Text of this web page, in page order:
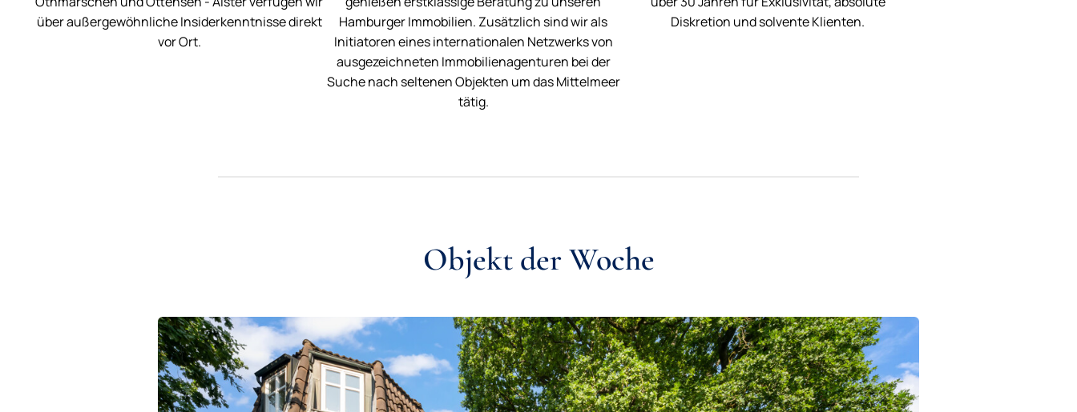
über außergewöhnliche Insiderkenntnisse direkt
vor Ort.
Hamburger Immobilien. Zusätzlich sind wir als
Initiatoren eines internationalen Netzwerks von
ausgezeichneten Immobilienagenturen bei der
Suche nach seltenen Objekten um das Mittelmeer
tätig.
Diskretion und solvente Klienten.
Objekt der Woche